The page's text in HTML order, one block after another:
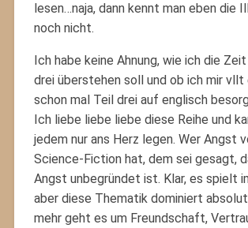
lesen…naja, dann kennt man eben die
noch nicht.
Ich habe keine Ahnung, wie ich die
drei überstehen soll und ob ich mir vllt
schon mal Teil drei auf englisch
Ich liebe liebe liebe diese Reihe und
jedem nur ans Herz legen. Wer Angst
Science-Fiction hat, dem sei gesagt,
Angst unbegründet ist. Klar, es spielt
aber diese Thematik dominiert absolut
mehr geht es um Freundschaft,